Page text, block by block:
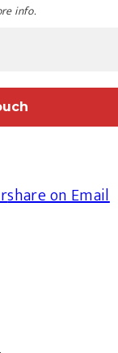
info.
share on Email